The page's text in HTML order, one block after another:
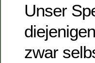
Unser
zwar